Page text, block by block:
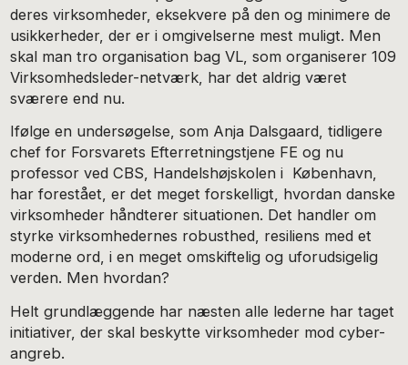
deres virksomheder, eksekvere på den og minimere de
usikkerheder, der er i omgivelserne mest muligt. Men
skal man tro organisation bag VL, som organiserer 109
Virksomhedsleder-netværk, har det aldrig været
sværere end nu.
Ifølge en undersøgelse, som Anja Dalsgaard, tidligere
chef for Forsvarets Efterretningstjene FE og nu
professor ved CBS, Handelshøjskolen i København,
har forestået, er det meget forskelligt, hvordan danske
virksomheder håndterer situationen. Det handler om
styrke virksomhedernes robusthed, resiliens med et
moderne ord, i en meget omskiftelig og uforudsigelig
verden. Men hvordan?
Helt grundlæggende har næsten alle lederne har taget
initiativer, der skal beskytte virksomheder mod cyber-
angreb.